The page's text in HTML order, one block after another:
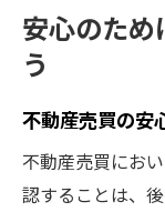
安心のた
う
不動産売買の安
不動産売買にお
認することは、